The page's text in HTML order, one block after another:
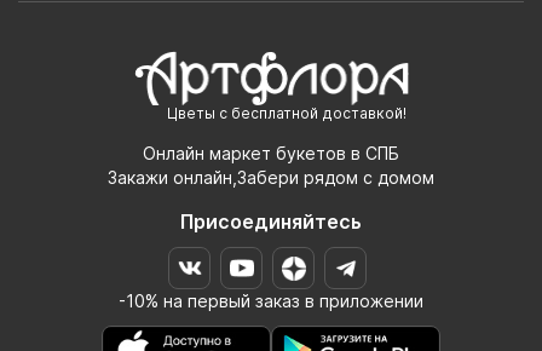
Цветы с бесплатной доставкой!
Онлайн маркет букетов в СПБ
Закажи онлайн,Забери рядом с домом
Присоединяйтесь
-10% на первый заказ в приложении